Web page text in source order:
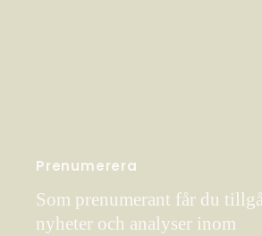
Prenumerera
Som prenumerant får du
nyheter och analyser inom